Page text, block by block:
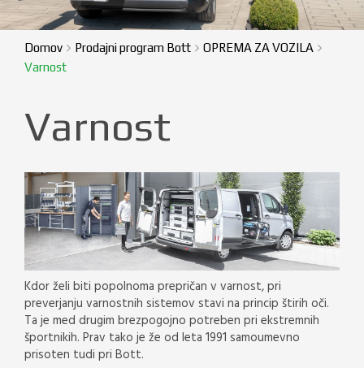
Domov Prodajni program Bott
OPREMA ZA VOZILA
Varnost
Varnost
Kdor želi biti popolnoma prepričan v varnost, pri
preverjanju varnostnih sistemov stavi na princip štirih oči.
Ta je med drugim brezpogojno potreben pri ekstremnih
športnikih. Prav tako je že od leta 1991 samoumevno
prisoten tudi pri Bott.